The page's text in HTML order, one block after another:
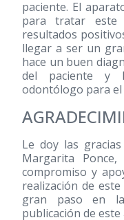
paciente. El
para tratar este
resultados
llegar a ser un
hace un buen
del paciente y
odontólogo para
Le doy las
Margarita Ponce,
compromiso y
realización de
gran paso en la
publicación de